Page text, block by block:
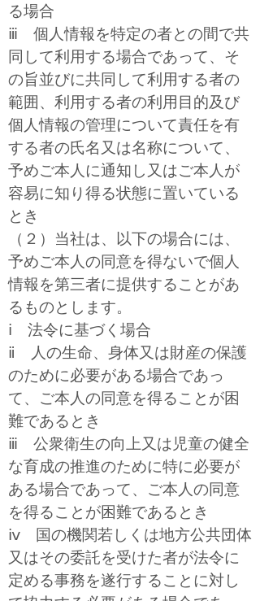
る場合
ⅲ 個人情報を特定の者との間で共
同して利用する場合であって、そ
の旨並びに共同して利用する者の
範囲、利用する者の利用目的及び
個人情報の管理について責任を有
する者の氏名又は名称について、
予めご本人に通知し又はご本人が
容易に知り得る状態に置いている
とき
（２）当社は、以下の場合には、
予めご本人の同意を得ないで個人
情報を第三者に提供することがあ
るものとします。
ⅰ 法令に基づく場合
ⅱ 人の生命、身体又は財産の保護
のために必要がある場合であっ
て、ご本人の同意を得ることが困
難であるとき
ⅲ 公衆衛生の向上又は児童の健全
な育成の推進のために特に必要が
ある場合であって、ご本人の同意
を得ることが困難であるとき
ⅳ 国の機関若しくは地方公共団体
又はその委託を受けた者が法令に
定める事務を遂行することに対し